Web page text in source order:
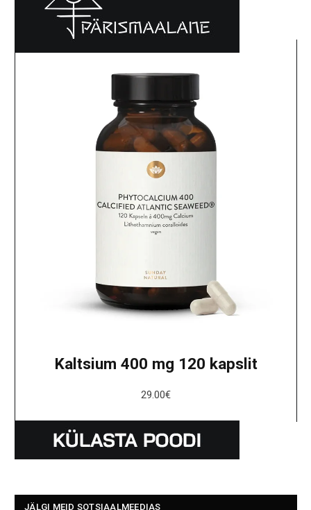
Kaltsium 400 mg 120 kapslit
29.00€
JÄLGI MEID SOTSIAALMEEDIAS